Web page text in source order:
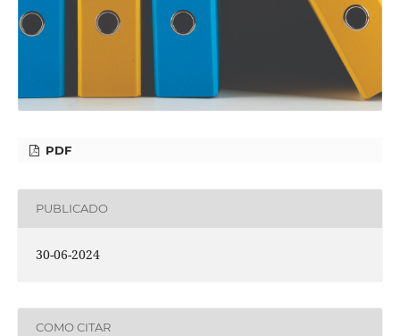
PDF
PUBLICADO
30-06-2024
COMO CITAR